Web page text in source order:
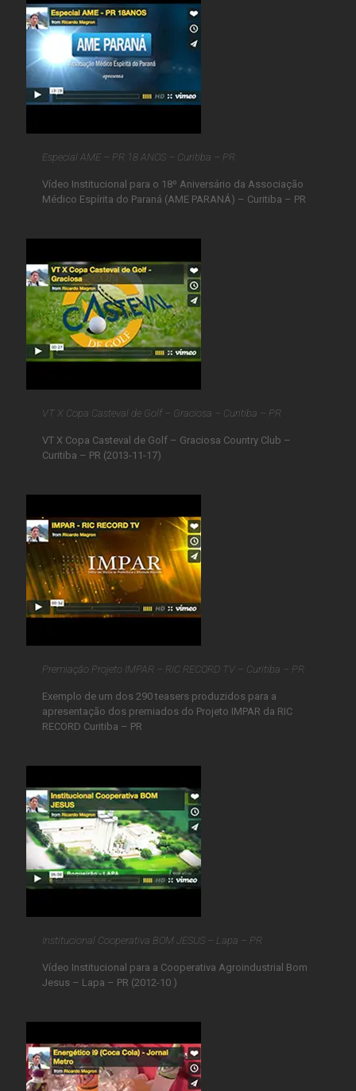
Especial AME – PR 18 ANOS – Curitiba – PR
Vídeo Institucional para o 18º Aniversário da Associação
Médico Espírita do Paraná (AME PARANÁ) – Curitiba – PR
VT X Copa Casteval de Golf – Graciosa – Curitiba – PR
VT X Copa Casteval de Golf – Graciosa Country Club –
Curitiba – PR (2013-11-17)
Premiação Projeto IMPAR – RIC RECORD TV – Curitiba – PR
Exemplo de um dos 290 teasers produzidos para a
apresentação dos premiados do Projeto IMPAR da RIC
RECORD Curitiba – PR
Institucional Cooperativa BOM JESUS – Lapa – PR
Vídeo Institucional para a Cooperativa Agroindustrial Bom
Jesus – Lapa – PR (2012-10 )